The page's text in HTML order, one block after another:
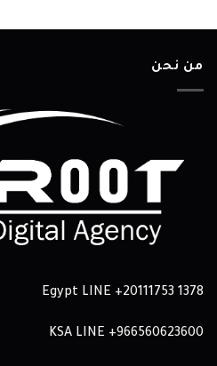
من نحن
Egypt LINE +20111753 1378
966560623600+